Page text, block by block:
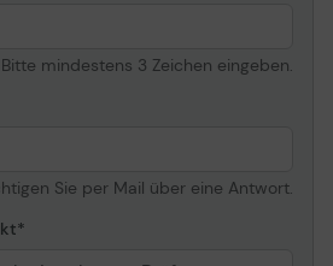
Bitte mindestens 3 Zeichen eingeben.
Sie per Mail über eine Antwort.